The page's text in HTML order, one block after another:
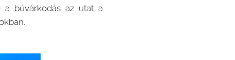
a búvárkodás az utat a